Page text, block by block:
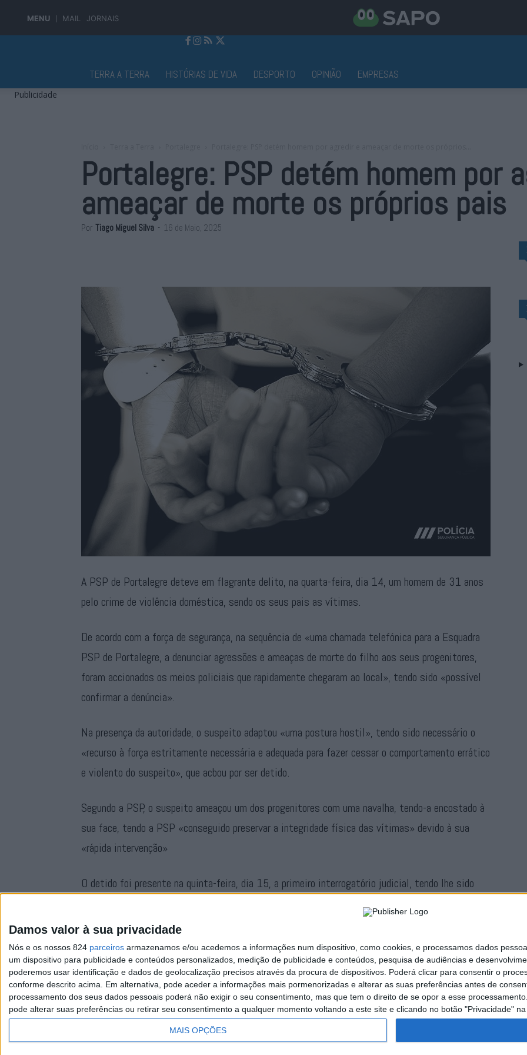
Damos valor à sua privacidade
Nós e os nossos 824 parceiros armazenamos e/ou acedemos a informações num dispositivo, como cookies, e processamos dados
um dispositivo para publicidade e conteúdos personalizados, medição de publicidade e conteúdos, pesquisa de audiências e
poderemos usar identificação e dados de geolocalização precisos através da procura de dispositivos. Poderá clicar para consentir o
conforme descrito acima. Em alternativa, pode aceder a informações mais pormenorizadas e alterar as suas preferências antes de
processamento dos seus dados pessoais poderá não exigir o seu consentimento, mas que tem o direito de se opor a esse
pode alterar suas preferências ou retirar seu consentimento a qualquer momento voltando a este site e clicando no botão "Privacidade"
MAIS OPÇÕES
MENU MAIL JORNAIS
TERRA A TERRA HISTÓRIAS DE VIDA DESPORTO OPINIÃO EMPRESAS
Publicidade
Portalegre: PSP detém homem por
ameaçar de morte os próprios pais
Por Tiago Miguel Silva - 16 de Maio, 2025
A PSP de Portalegre deteve em flagrante delito, na quarta-feira, dia 14, um homem de 31 anos
pelo crime de violência doméstica, sendo os seus pais as vítimas.
De acordo com a força de segurança, na sequência de «uma chamada telefónica para a Esquadra
PSP de Portalegre, a denunciar agressões e ameaças de morte do filho aos seus progenitores,
foram accionados os meios policiais que rapidamente chegaram ao local», tendo sido «possível
confirmar a denúncia».
Na presença da autoridade, o suspeito adaptou «uma postura hostil», tendo sido necessário o
«recurso à força estritamente necessária e adequada para fazer cessar o comportamento errático
e violento do suspeito», que acbou por ser detido.
Segundo a PSP, o suspeito ameaçou um dos progenitores com uma navalha, tendo-a encostado à
sua face, tendo a PSP «conseguido preservar a integridade física das vítimas» devido à sua
«rápida intervenção»
O detido foi presente na quinta-feira, dia 15, a primeiro interrogatório judicial, tendo lhe sido
contacto por qualquer forma com as vítimas.
Publicidade
RSS X
Quem Somos Contactos Assinaturas Publicidade Política de Privacidade Estatuto Editorial